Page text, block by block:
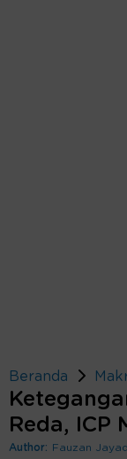
Beranda
Reda, ICP
Author: Fauzan